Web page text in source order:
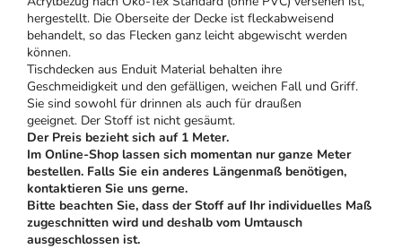
hergestellt. Die Oberseite der Decke ist fleckabweisend
behandelt, so das Flecken ganz leicht abgewischt werden
können.
Tischdecken aus Enduit Material behalten ihre
Geschmeidigkeit und den gefälligen, weichen Fall und Griff.
Sie sind sowohl für drinnen als auch für draußen
geeignet. Der Stoff ist nicht gesäumt.
Der Preis bezieht sich auf 1 Meter.
Im Online-Shop lassen sich momentan nur ganze Meter
bestellen. Falls Sie ein anderes Längenmaß benötigen,
kontaktieren Sie uns gerne.
Bitte beachten Sie, dass der Stoff auf Ihr individuelles Maß
zugeschnitten wird und deshalb vom Umtausch
ausgeschlossen ist.